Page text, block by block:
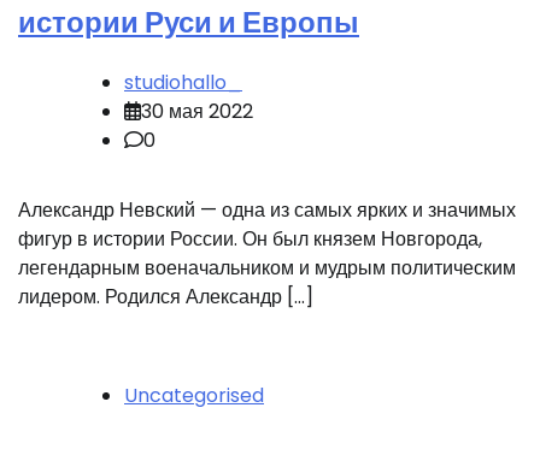
истории Руси и Европы
studiohallo_
30 мая 2022
0
Александр Невский — одна из самых ярких и значимых
фигур в истории России. Он был князем Новгорода,
легендарным военачальником и мудрым политическим
лидером. Родился Александр […]
Uncategorised